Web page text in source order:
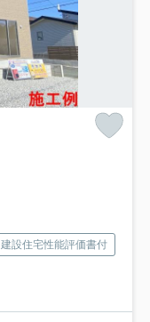
建設住宅性能評価書付